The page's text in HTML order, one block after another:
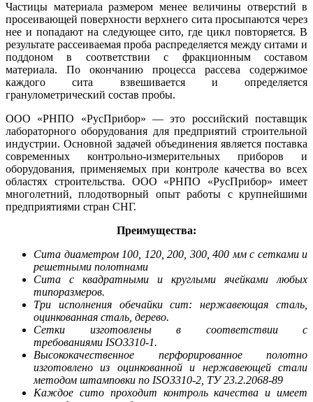
Частицы материала размером менее величины отверстий в
просеивающей поверхности верхнего сита просыпаются через
нее и попадают на следующее сито, где цикл повторяется. В
результате рассеиваемая проба распределяется между ситами и
поддоном в соответствии с фракционным составом
материала. По окончанию процесса рассева содержимое
каждого сита взвешивается и определяется
гранулометрический состав пробы.
ООО «РНПО «РусПрибор» — это российский поставщик
лабораторного оборудования для предприятий строительной
индустрии. Основной задачей объединения является поставка
современных контрольно-измерительных приборов и
оборудования, применяемых при контроле качества во всех
областях строительства. ООО «РНПО «РусПрибор» имеет
многолетний, плодотворный опыт работы с крупнейшими
предприятиями стран СНГ.
Преимущества:
Сита диаметром 100, 120, 200, 300, 400 мм с сетками и
решетными полотнами
Сита с квадратными и круглыми ячейками любых
типоразмеров.
Три исполнения обечайки сит: нержавеющая сталь,
оцинкованная сталь, дерево.
Сетки изготовлены в соответствии с
требованиями ISO3310-1.
Высококачественное перфорированное полотно
изготовлено из оцинкованной и нержавеющей стали
методом штамповки по ISO3310-2, ТУ 23.2.2068-89
Каждое сито проходит контроль качества и имеет